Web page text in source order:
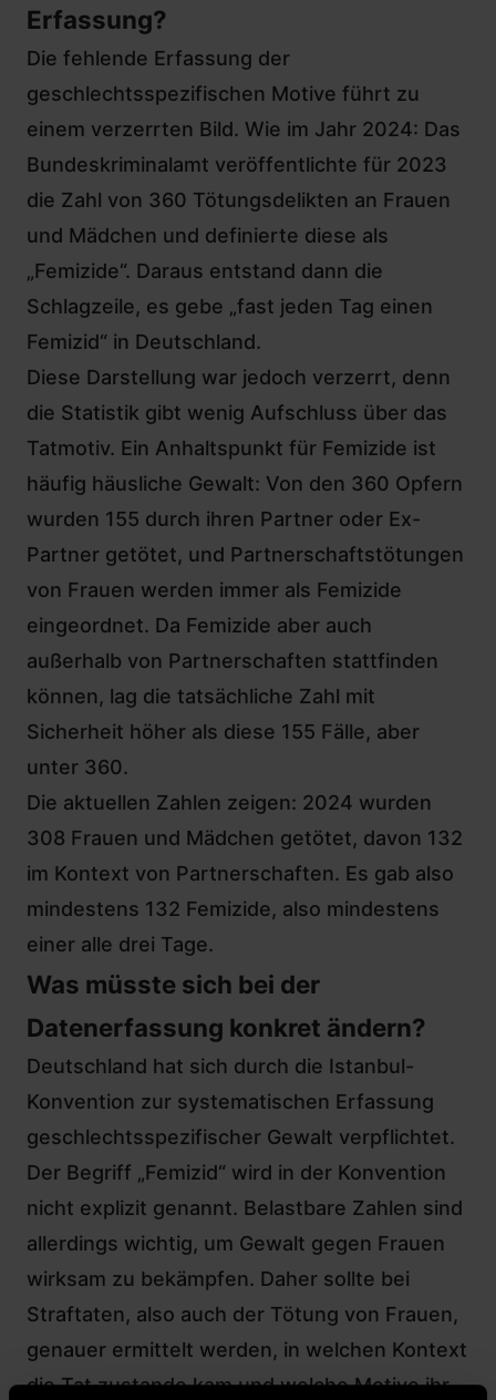
Erfassung?
Die fehlende Erfassung der
geschlechtsspezifischen Motive führt zu
einem verzerrten Bild. Wie im Jahr 2024: Das
Bundeskriminalamt veröffentlichte für 2023
die Zahl von 360 Tötungsdelikten an Frauen
und Mädchen und definierte diese als
„Femizide“. Daraus entstand dann die
Schlagzeile, es gebe „fast jeden Tag einen
Femizid“ in Deutschland.
Diese Darstellung war jedoch verzerrt, denn
die Statistik gibt wenig Aufschluss über das
Tatmotiv. Ein Anhaltspunkt für Femizide ist
häufig häusliche Gewalt: Von den 360 Opfern
wurden 155 durch ihren Partner oder Ex-
Partner getötet, und Partnerschaftstötungen
von Frauen werden immer als Femizide
eingeordnet. Da Femizide aber auch
außerhalb von Partnerschaften stattfinden
können, lag die tatsächliche Zahl mit
Sicherheit höher als diese 155 Fälle, aber
unter 360.
Die aktuellen Zahlen zeigen: 2024 wurden
308 Frauen und Mädchen getötet, davon 132
im Kontext von Partnerschaften. Es gab also
mindestens 132 Femizide, also mindestens
einer alle drei Tage.
Was müsste sich bei der
Datenerfassung konkret ändern?
Deutschland hat sich durch die Istanbul-
Konvention zur systematischen Erfassung
geschlechtsspezifischer Gewalt verpflichtet.
Der Begriff „Femizid“ wird in der Konvention
nicht explizit genannt. Belastbare Zahlen sind
allerdings wichtig, um Gewalt gegen Frauen
wirksam zu bekämpfen. Daher sollte bei
Straftaten, also auch der Tötung von Frauen,
genauer ermittelt werden, in welchen Kontext
die Tat zustande kam und welche Motive ihr